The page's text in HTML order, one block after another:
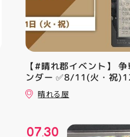
【#晴れ郡イベント】
ンダー ✅8/11(火・祝
⚔️イベント構成⚔️ スイス
+決勝ラウンド 🏆賞品
レッドの勅令》シルバ
ール・Foil×1枚 2-4位：
晴れる屋
07.30